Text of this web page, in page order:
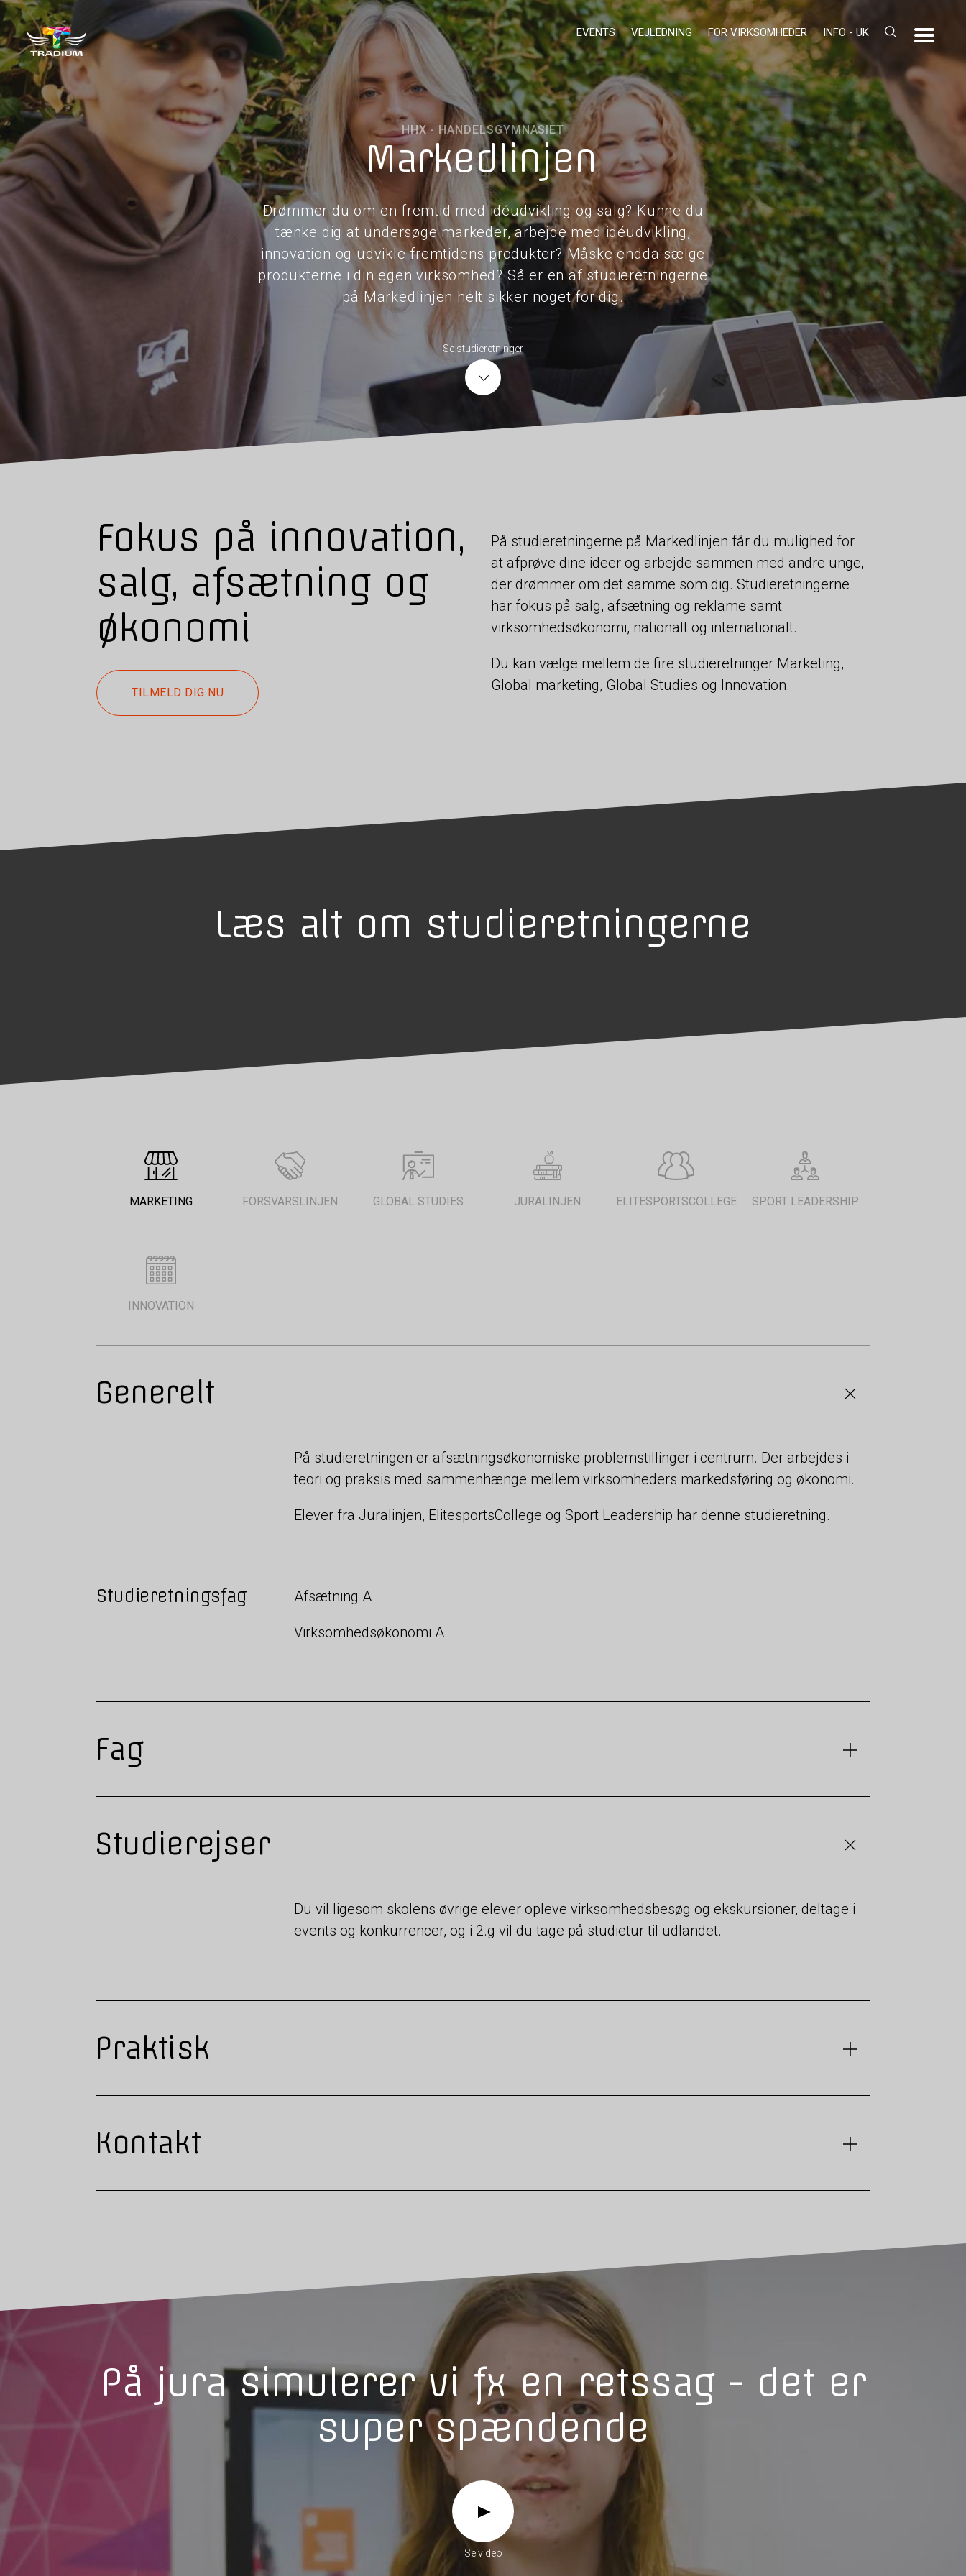
EVENTS VEJLEDNING FOR VIRKSOMHEDER INFO - UK
HHX - HANDELSGYMNASIET
Markedlinjen
Drømmer du om en fremtid med idéudvikling og salg? Kunne du
tænke dig at undersøge markeder, arbejde med idéudvikling,
innovation og udvikle fremtidens produkter? Måske endda sælge
produkterne i din egen virksomhed? Så er en af studieretningerne
på Markedlinjen helt sikker noget for dig.
Se studieretninger
Fokus på innovation,
salg, afsætning og
økonomi
TILMELD DIG NU
På studieretningerne på Markedlinjen får du mulighed for
at afprøve dine ideer og arbejde sammen med andre unge,
der drømmer om det samme som dig. Studieretningerne
har fokus på salg, afsætning og reklame samt
virksomhedsøkonomi, nationalt og internationalt.
Du kan vælge mellem de fire studieretninger Marketing,
Global marketing, Global Studies og Innovation.
Læs alt om studieretningerne
MARKETING FORSVARSLINJEN GLOBAL STUDIES JURALINJEN ELITESPORTSCOLLEGE SPORT LEADERSHIP
INNOVATION
Generelt
På studieretningen er afsætningsøkonomiske problemstillinger i centrum. Der arbejdes i
teori og praksis med sammenhænge mellem virksomheders markedsføring og økonomi.
Elever fra Juralinjen, ElitesportsCollege og Sport Leadership har denne studieretning.
Studieretningsfag Afsætning A
Virksomhedsøkonomi A
Fag
Studierejser
Du vil ligesom skolens øvrige elever opleve virksomhedsbesøg og ekskursioner, deltage i
events og konkurrencer, og i 2.g vil du tage på studietur til udlandet.
Praktisk
Kontakt
På jura simulerer vi fx en retssag - det er
super spændende
Se video